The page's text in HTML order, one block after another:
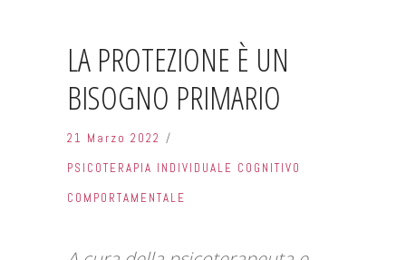
LA PROTEZIONE È UN
BISOGNO PRIMARIO
21 Marzo 2022
PSICOTERAPIA INDIVIDUALE COGNITIVO
COMPORTAMENTALE